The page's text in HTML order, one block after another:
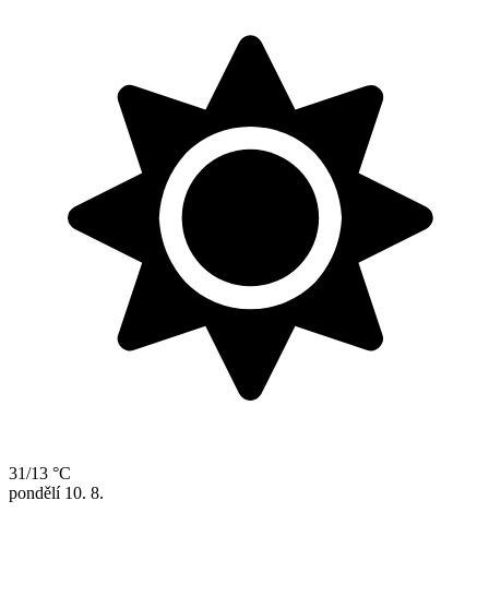
31/13 °C
pondělí 10. 8.